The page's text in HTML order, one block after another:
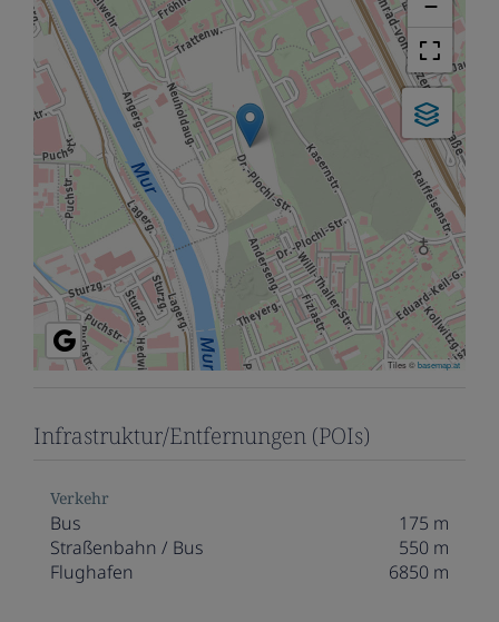
Tiles ©basemap.at
Infrastruktur/Entfernungen (POIs)
Verkehr
Bus
175 m
Straßenbahn / Bus
550 m
Flughafen
6850 m